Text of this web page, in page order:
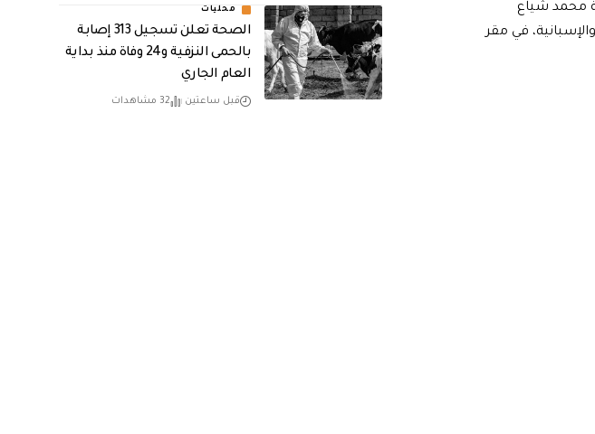
محمد شياع
في مقر
محليات
الصحة تعلن تسجيل 313 إصابة
بالحمى النزفية و24 وفاة منذ بداية
العام الجاري
قبل ساعتين 32 مشاهدات